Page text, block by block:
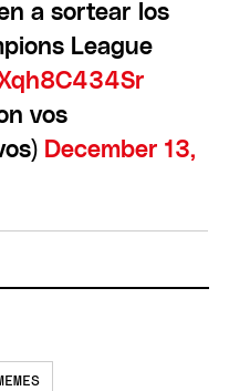
a sortear los
League
vos
December 13,